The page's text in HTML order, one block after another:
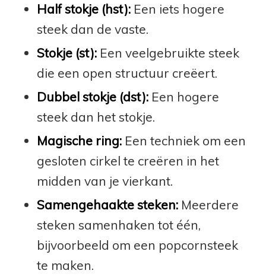
Half stokje (hst):Een iets hogere
steek dan de vaste.
Stokje (st):Een veelgebruikte steek
die een open structuur creëert.
Dubbel stokje (dst):Een hogere
steek dan het stokje.
Magische ring:Een techniek om een
gesloten cirkel te creëren in het
midden van je vierkant.
Samengehaakte steken:Meerdere
steken samenhaken tot één,
bijvoorbeeld om een popcornsteek
te maken.